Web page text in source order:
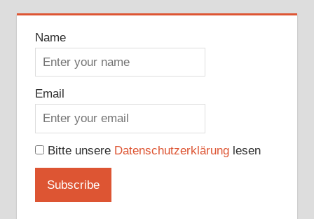
Name
Email
Bitte unsere Datenschutzerklärunglesen